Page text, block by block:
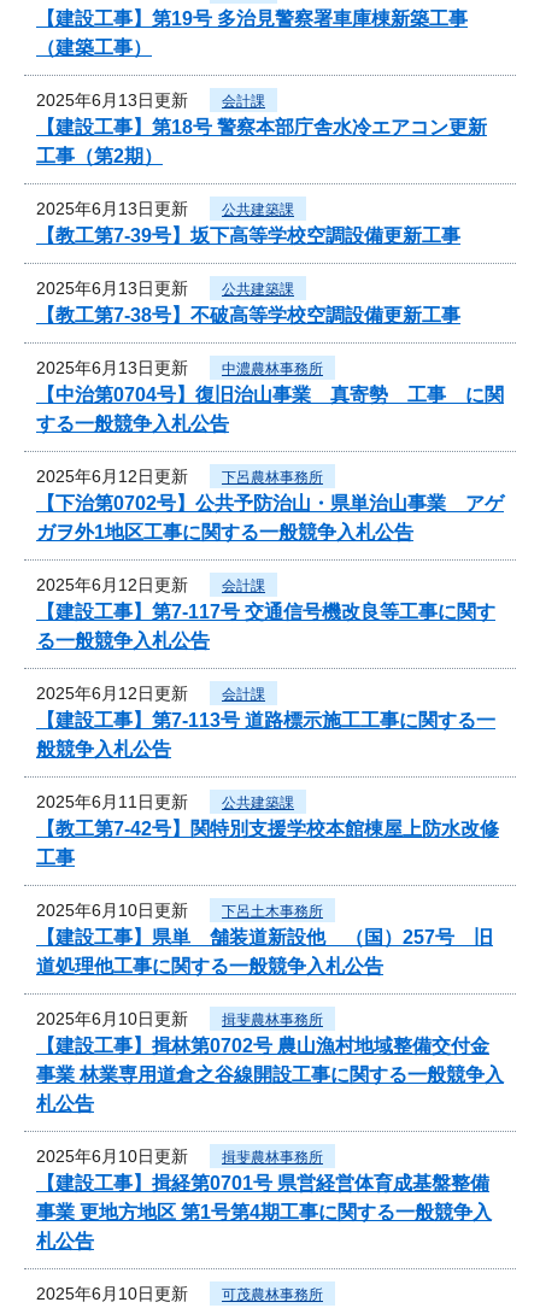
【建設工事】第19号 多治見警察署車庫棟新築工事
（建築工事）
2025年6月13日更新 会計課
【建設工事】第18号 警察本部庁舎水冷エアコン更新
工事（第2期）
2025年6月13日更新 公共建築課
【教工第7-39号】坂下高等学校空調設備更新工事
2025年6月13日更新 公共建築課
【教工第7-38号】不破高等学校空調設備更新工事
2025年6月13日更新 中濃農林事務所
【中治第0704号】復旧治山事業 真寄勢 工事 に関
する一般競争入札公告
2025年6月12日更新 下呂農林事務所
【下治第0702号】公共予防治山・県単治山事業 アゲ
ガヲ外1地区工事に関する一般競争入札公告
2025年6月12日更新 会計課
【建設工事】第7-117号 交通信号機改良等工事に関す
る一般競争入札公告
2025年6月12日更新 会計課
【建設工事】第7-113号 道路標示施工工事に関する一
般競争入札公告
2025年6月11日更新 公共建築課
【教工第7-42号】関特別支援学校本館棟屋上防水改修
工事
2025年6月10日更新 下呂土木事務所
【建設工事】県単 舗装道新設他 （国）257号 旧
道処理他工事に関する一般競争入札公告
2025年6月10日更新 揖斐農林事務所
【建設工事】揖林第0702号 農山漁村地域整備交付金
事業 林業専用道倉之谷線開設工事に関する一般競争入
札公告
2025年6月10日更新 揖斐農林事務所
【建設工事】揖経第0701号 県営経営体育成基盤整備
事業 更地方地区 第1号第4期工事に関する一般競争入
札公告
2025年6月10日更新 可茂農林事務所